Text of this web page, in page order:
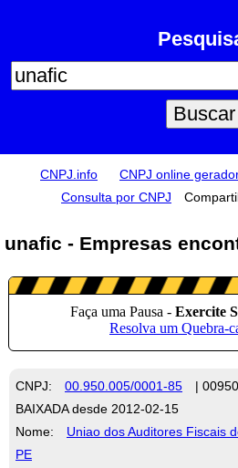
CNPJ.info CNPJ online
Consulta por CNPJ
unafic - Empresas
CNPJ: 00.950.005/0001-85
|
BAIXADA desde 2012-02-15
Nome:
Uniao dos Auditores Fiscais
PE